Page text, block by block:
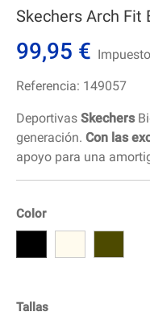
Skechers Arch Fit
99,95 €
Referencia: 149057
Deportivas Skechers
generación. Con las
apoyo para una
Color
Tallas